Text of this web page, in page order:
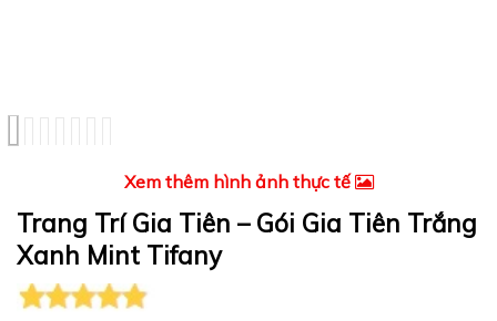
Xem thêm hình ảnh thực tế
Trang Trí Gia Tiên – Gói Gia Tiên Trắng
Xanh Mint Tifany